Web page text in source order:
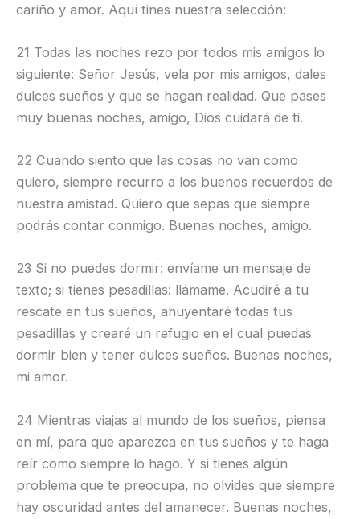
cariño y amor. Aquí tines nuestra selección:
21 Todas las noches rezo por todos mis amigos lo
siguiente: Señor Jesús, vela por mis amigos, dales
dulces sueños y que se hagan realidad. Que pases
muy buenas noches, amigo, Dios cuidará de ti.
22 Cuando siento que las cosas no van como
quiero, siempre recurro a los buenos recuerdos de
nuestra amistad. Quiero que sepas que siempre
podrás contar conmigo. Buenas noches, amigo.
23 Si no puedes dormir: envíame un mensaje de
texto; si tienes pesadillas: llámame. Acudiré a tu
rescate en tus sueños, ahuyentaré todas tus
pesadillas y crearé un refugio en el cual puedas
dormir bien y tener dulces sueños. Buenas noches,
mi amor.
24 Mientras viajas al mundo de los sueños, piensa
en mí, para que aparezca en tus sueños y te haga
reír como siempre lo hago. Y si tienes algún
problema que te preocupa, no olvides que siempre
hay oscuridad antes del amanecer. Buenas noches,